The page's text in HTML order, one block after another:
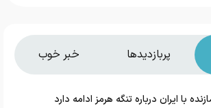
پربازدیدها خبر خوب
با ایران درباره تنگه هرمز ادامه دارد